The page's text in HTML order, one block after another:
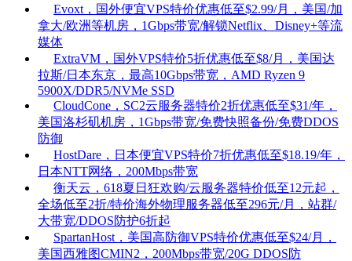
Evoxt，国外便宜VPS特价优惠低至$2.99/月，美国/加
拿大/欧洲等机房，1Gbps带宽/解锁Netflix、Disney+等流
媒体
ExtraVM，国外VPS特价5折优惠低至$8/月，美国达
拉斯/日本东京，最高10Gbps带宽，AMD Ryzen 9
5900X/DDR5/NVMe SSD
CloudCone，SC2云服务器特价2折优惠低至$31/年，
美国洛杉矶机房，1Gbps带宽/免费快照备份/免费DDOS
防御
HostDare，日本便宜VPS特价7折优惠低至$18.19/年，
日本NTT网络，200Mbps带宽
衡天云，618夏日狂欢购/云服务器特价低至12元起，
全场低至2折/特价海外物理服务器低至296元/月，站群/
大带宽/DDOS防护6折起
SpartanHost，美国高防御VPS特价优惠低至$24/月，
美国西雅图CMIN2，200Mbps带宽/20G DDOS防